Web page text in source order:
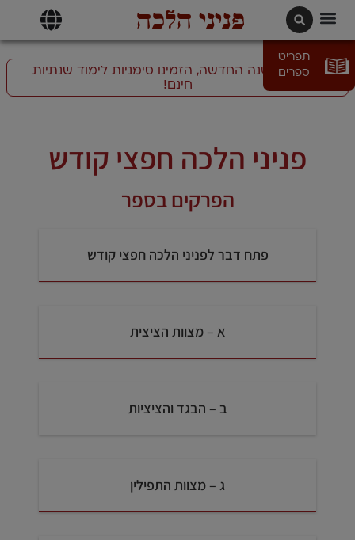
פניני הלכה
תפריט
ספרים
התכוננו לשנה החדשה, הזמינו סימניות לימוד שנתיות
חינם!
פניני הלכה חפצי קודש
הפרקים בספר
פתח דבר לפניני הלכה חפצי קודש
א – מצוות הציצית
ב – הבגד והציציות
ג – מצוות התפילין